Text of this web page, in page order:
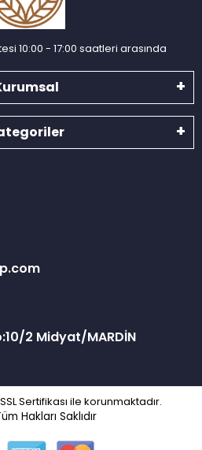
10:00 - 17:00 saatleri arasında
2 Midyat/MARDİN
Sertifikası ile korunmaktadır.
Hakları Saklıdır